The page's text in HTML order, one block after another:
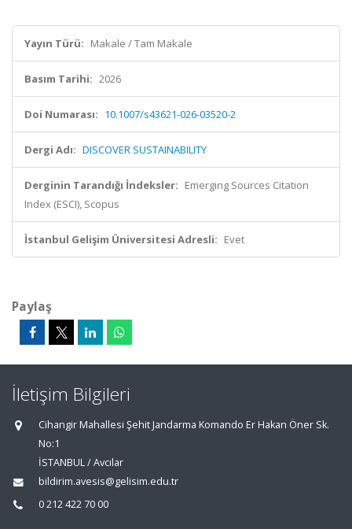
Yayın Türü: Makale / Tam Makale
Basım Tarihi: 2026
Doi Numarası: 10.1007/s43621-026-03520-2
Dergi Adı: DISCOVER SUSTAINABILITY
Derginin Tarandığı İndeksler: Emerging Sources Citation
Index (ESCI), Scopus
İstanbul Gelişim Üniversitesi Adresli: Evet
Paylaş
İletişim Bilgileri
Cihangir Mahallesi Şehit Jandarma Komando Er Hakan Öner Sk.
No:1
İSTANBUL / Avcılar
bildirim.avesis@gelisim.edu.tr
0 212 422 70 00